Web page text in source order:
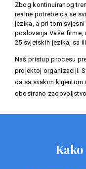
Zbog kontinuiranog
realne potrebe da se
jezika, a pri tom
poslovanja Vaše firme,
25 svjetskih jezika, sa
Naš pristup procesu
projektoj organizaciji.
da sa svakim klijentom
obostrano zadovoljstvo.